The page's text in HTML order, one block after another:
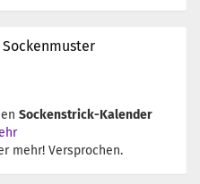
Sockenstrick-Kalender
mehr! Versprochen.